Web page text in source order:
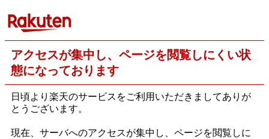
アクセスが集中し、ページを閲覧しにくい状
態になっております
日頃より楽天のサービスをご利用いただきましてありが
とうございます。
現在、サーバへのアクセスが集中し、ページを閲覧しに